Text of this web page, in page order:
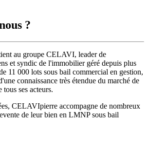
?
au groupe CELAVI, leader de
et syndic de l'immobilier géré depuis plus
11 000 lots sous bail commercial en gestion,
connaissance très étendue du marché de
ses acteurs.
CELAVIpierre accompagne de nombreux
de leur bien en LMNP sous bail